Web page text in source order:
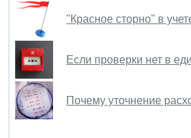
"Красное сторно" в
Если проверки нет в
Почему уточнение